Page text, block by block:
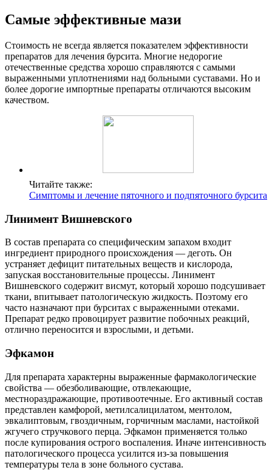
Самые эффективные мази
Стоимость не всегда является показателем эффективности
препаратов для лечения бурсита. Многие недорогие
отечественные средства хорошо справляются с самыми
выраженными уплотнениями над больными суставами. Но и
более дорогие импортные препараты отличаются высоким
качеством.
Читайте также:
Симптомы и лечение пяточного и подпяточного бурсита
Линимент Вишневского
В состав препарата со специфическим запахом входит
ингредиент природного происхождения — деготь. Он
устраняет дефицит питательных веществ и кислорода,
запуская восстановительные процессы. Линимент
Вишневского содержит висмут, который хорошо подсушивает
ткани, впитывает патологическую жидкость. Поэтому его
часто назначают при бурситах с выраженными отеками.
Препарат редко провоцирует развитие побочных реакций,
отлично переносится и взрослыми, и детьми.
Эфкамон
Для препарата характерны выраженные фармакологические
свойства — обезболивающие, отвлекающие,
местнораздражающие, противоотечные. Его активный состав
представлен камфорой, метилсалицилатом, ментолом,
эвкалиптовым, гвоздичным, горчичным маслами, настойкой
жгучего стручкового перца. Эфкамон применяется только
после купирования острого воспаления. Иначе интенсивность
патологического процесса усилится из-за повышения
температуры тела в зоне больного сустава.